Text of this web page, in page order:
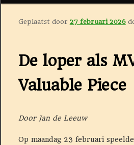
De loper als
Valuable Piece
Geplaatst door 27 februari 2026
Door Jan de Leeuw
Op maandag 23 februari